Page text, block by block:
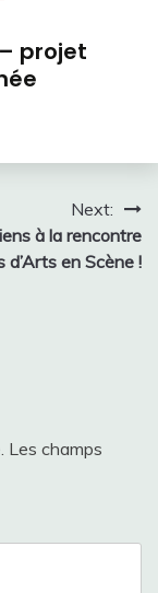
projet
Next:
à la rencontre
d’Arts en Scène !
Les champs